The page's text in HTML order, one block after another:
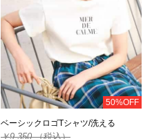
50%OFF
ベーシックロゴTシャツ/洗える
￥9,350（税込）